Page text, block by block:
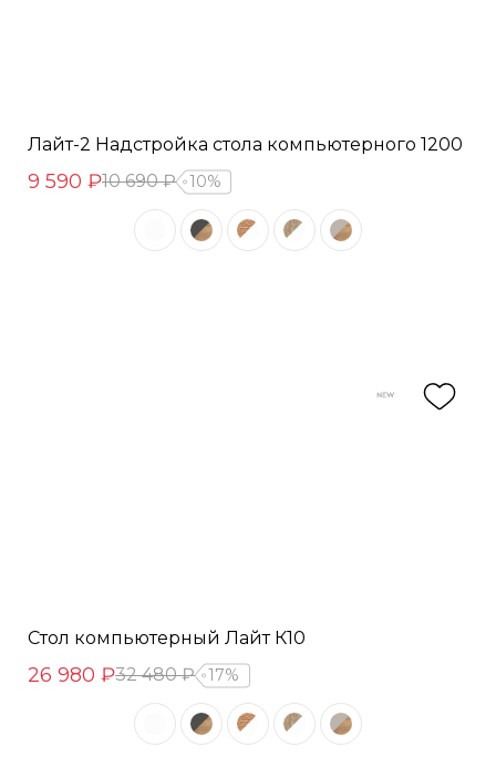
Лайт-2 Надстройка стола компьютерного 1200
9 590 ₽10 690 ₽ 10%
Стол компьютерный Лайт К10
26 980 ₽32 480 ₽ 17%